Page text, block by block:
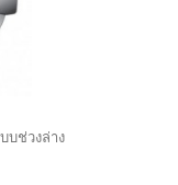
บช่วงล่าง